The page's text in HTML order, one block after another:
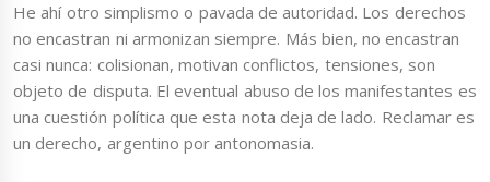
He ahí otro simplismo o pavada de autoridad. Los derechos
no encastran ni armonizan siempre. Más bien, no encastran
casi nunca: colisionan, motivan conflictos, tensiones, son
objeto de disputa. El eventual abuso de los manifestantes es
una cuestión política que esta nota deja de lado. Reclamar es
un derecho, argentino por antonomasia.